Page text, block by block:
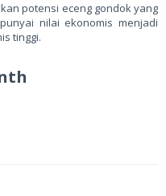
potensi eceng gondok yang
nilai ekonomis menjadi
tinggi.